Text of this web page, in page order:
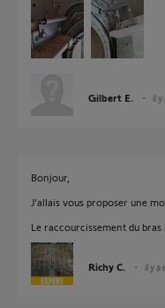
Gilbert E. il
Bonjour,
J'allais vous proposer une
Le raccourcissement du
Richy C. il y a